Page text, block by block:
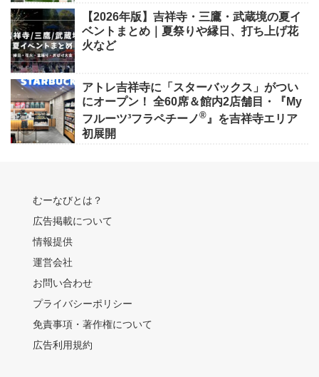
【2026年版】吉祥寺・三鷹・武蔵境の夏イ
ベントまとめ｜夏祭りや縁日、打ち上げ花
火など
アトレ吉祥寺に「スターバックス」がつい
にオープン！ 全60席＆館内2店舗目・『My
フルーツ³フラペチーノ®』を吉祥寺エリア
初展開
むーなびとは？
広告掲載について
情報提供
運営会社
お問い合わせ
プライバシーポリシー
免責事項・著作権について
広告利用規約